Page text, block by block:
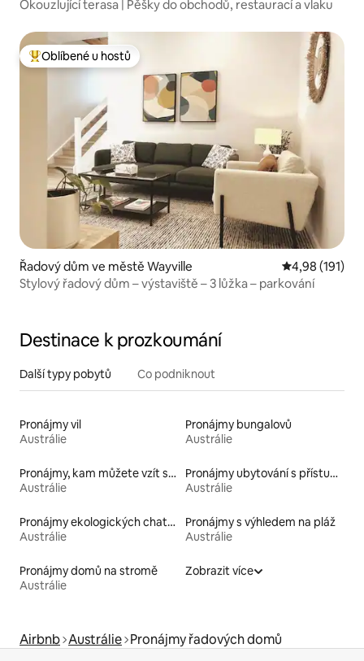
Okouzlující terasa | Pěšky do obchodů, restaurací a vlaku
Nejlepší v kategorii Oblíbené u hostů
Oblíbené u hostů
Řadový dům ve městě Wayville Průměrné
4,98 (191)
Stylový řadový dům – výstaviště – 3 lůžka – parkování
Destinace k prozkoumání
Další typy pobytů Co podniknout
Pronájmy vil
Austrálie
Pronájmy bungalovů
Austrálie
Pronájmy, kam můžete vzít své domácí mazlíčky
Austrálie
Pronájmy ubytování s přístupem k jezeru
Austrálie
Pronájmy ekologických chatek
Austrálie
Pronájmy s výhledem na pláž
Austrálie
Pronájmy domů na stromě
Austrálie
Zobrazit více
Airbnb Austrálie Pronájmy řadových domů